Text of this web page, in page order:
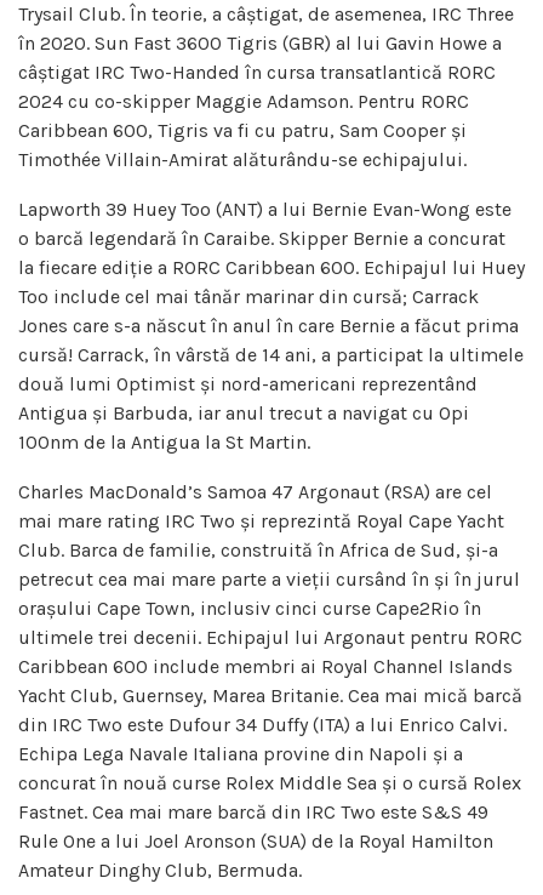
Trysail Club. În teorie, a câștigat, de asemenea, IRC Three
în 2020. Sun Fast 3600 Tigris (GBR) al lui Gavin Howe a
câștigat IRC Two-Handed în cursa transatlantică RORC
2024 cu co-skipper Maggie Adamson. Pentru RORC
Caribbean 600, Tigris va fi cu patru, Sam Cooper și
Timothée Villain-Amirat alăturându-se echipajului.
Lapworth 39 Huey Too (ANT) a lui Bernie Evan-Wong este
o barcă legendară în Caraibe. Skipper Bernie a concurat
la fiecare ediție a RORC Caribbean 600. Echipajul lui Huey
Too include cel mai tânăr marinar din cursă; Carrack
Jones care s-a născut în anul în care Bernie a făcut prima
cursă! Carrack, în vârstă de 14 ani, a participat la ultimele
două lumi Optimist și nord-americani reprezentând
Antigua și Barbuda, iar anul trecut a navigat cu Opi
100nm de la Antigua la St Martin.
Charles MacDonald’s Samoa 47 Argonaut (RSA) are cel
mai mare rating IRC Two și reprezintă Royal Cape Yacht
Club. Barca de familie, construită în Africa de Sud, și-a
petrecut cea mai mare parte a vieții cursând în și în jurul
orașului Cape Town, inclusiv cinci curse Cape2Rio în
ultimele trei decenii. Echipajul lui Argonaut pentru RORC
Caribbean 600 include membri ai Royal Channel Islands
Yacht Club, Guernsey, Marea Britanie. Cea mai mică barcă
din IRC Two este Dufour 34 Duffy (ITA) a lui Enrico Calvi.
Echipa Lega Navale Italiana provine din Napoli și a
concurat în nouă curse Rolex Middle Sea și o cursă Rolex
Fastnet. Cea mai mare barcă din IRC Two este S&S 49
Rule One a lui Joel Aronson (SUA) de la Royal Hamilton
Amateur Dinghy Club, Bermuda.